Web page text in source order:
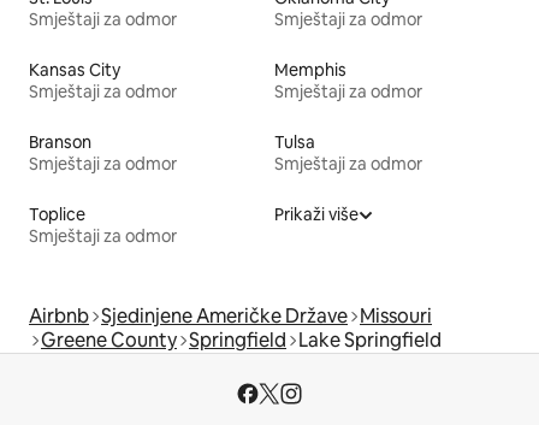
Smještaji za odmor
Smještaji za odmor
Kansas City
Smještaji za odmor
Memphis
Smještaji za odmor
Branson
Smještaji za odmor
Tulsa
Smještaji za odmor
Toplice
Smještaji za odmor
Prikaži više
Airbnb Sjedinjene Američke Države Missouri
Greene County Springfield Lake Springfield